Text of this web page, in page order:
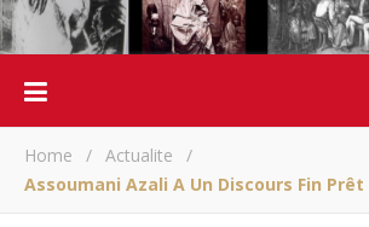
Home / Actualite
/
Assoumani Azali A Un Discours Fin